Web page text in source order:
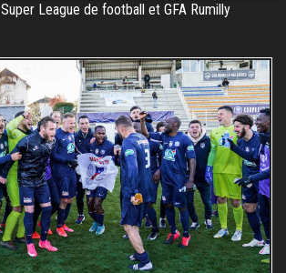
Super League de football et GFA Rumilly